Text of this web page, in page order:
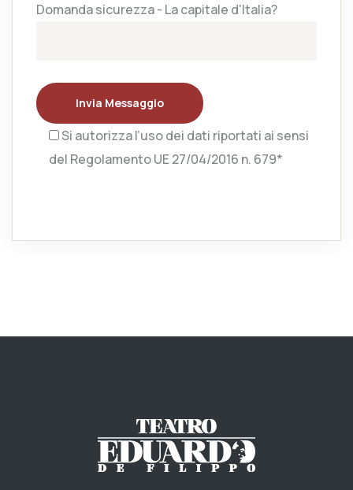
Domanda sicurezza - La capitale d'Italia?
Invia Messaggio
Si autorizza l’uso dei dati riportati ai sensi
del Regolamento UE 27/04/2016 n. 679*